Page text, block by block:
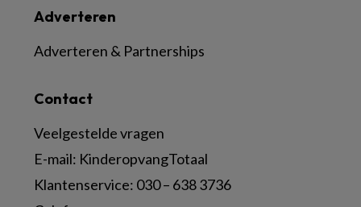
Contact
Veelgestelde vragen
E-mail: KinderopvangTotaal
Klantenservice: 030 – 638 3736
Adverteren
Adverteren & Partnerships